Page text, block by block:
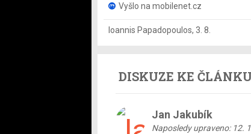
Vyšlo na mobilenet.cz
Ioannis Papadopoulos, 3. 8.
DISKUZE KE ČLÁNKU
Jan Jakubík
Naposledy upraveno: 12.